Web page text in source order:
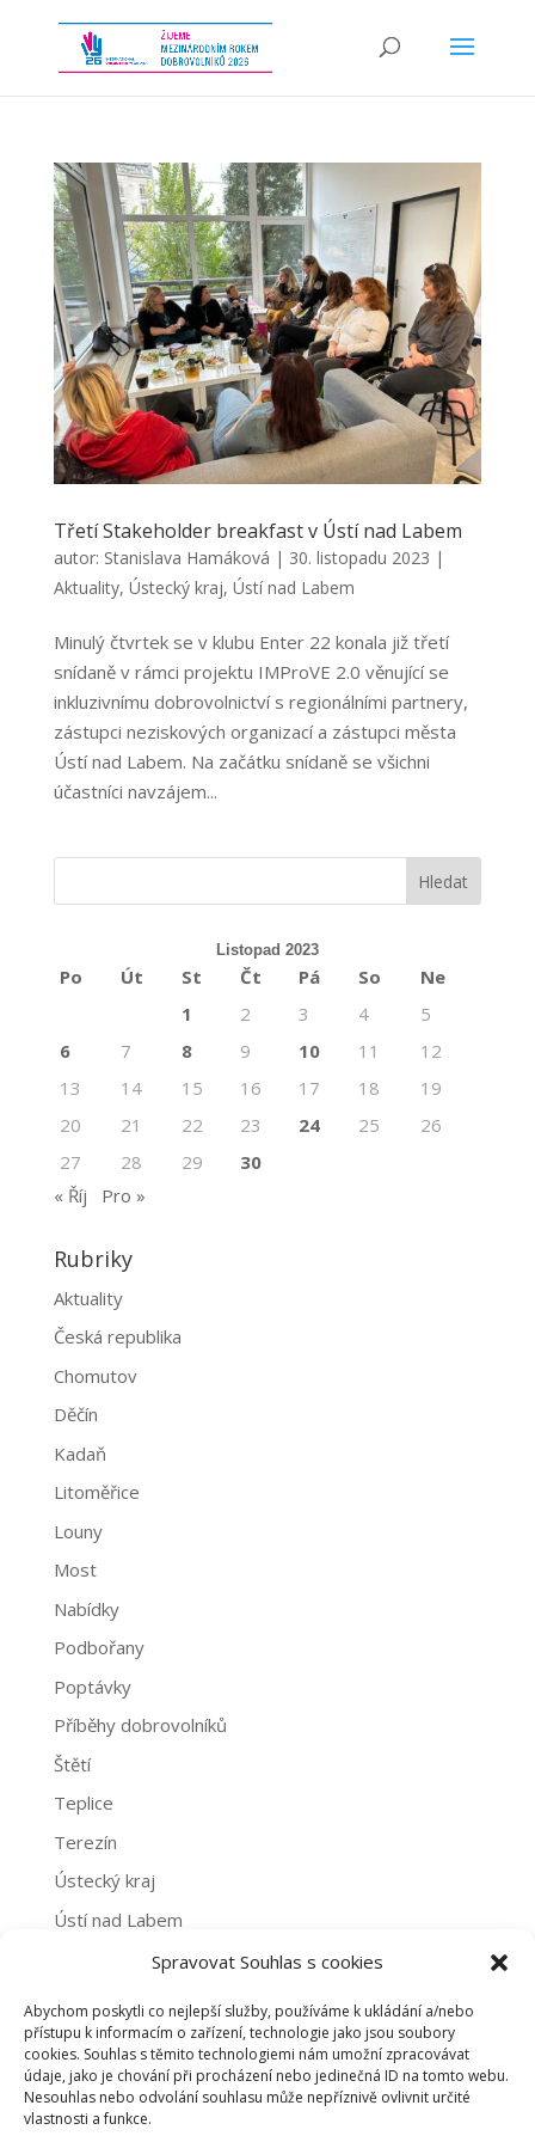
Spravovat Souhlas s cookies
Abychom poskytli co nejlepší služby, používáme k ukládání a/nebo
přístupu k informacím o zařízení, technologie jako jsou soubory
cookies. Souhlas s těmito technologiemi nám umožní zpracovávat
údaje, jako je chování při procházení nebo jedinečná ID na tomto webu.
Nesouhlas nebo odvolání souhlasu může nepříznivě ovlivnit určité
vlastnosti a funkce.
Třetí Stakeholder breakfast v Ústí nad Labem
autor: Stanislava Hamáková | 30. listopadu 2023 |
Aktuality, Ústecký kraj, Ústí nad Labem
Minulý čtvrtek se v klubu Enter 22 konala již třetí
snídaně v rámci projektu IMProVE 2.0 věnující se
inkluzivnímu dobrovolnictví s regionálními partnery,
zástupci neziskových organizací a zástupci města
Ústí nad Labem. Na začátku snídaně se všichni
účastníci navzájem...
Listopad 2023
Po Út St Čt Pá So
Ne
1
2 3 4
5
6
7 8 9 10 11
12
13
14 15 16 17 18
19
20
21 22 23 24 25
26
27
28 29
30
« Říj
Pro »
Rubriky
Aktuality
Česká republika
Chomutov
Děčín
Kadaň
Litoměřice
Louny
Most
Nabídky
Podbořany
Poptávky
Příběhy dobrovolníků
Štětí
Teplice
Terezín
Ústecký kraj
Ústí nad Labem
Archivy
Archivy